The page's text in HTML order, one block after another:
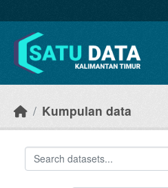
Kumpulan data